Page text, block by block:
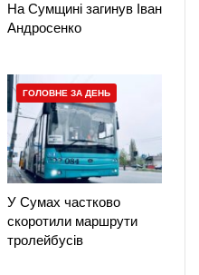
На Сумщині загинув Іван
Андросенко
ГОЛОВНЕ ЗА ДЕНЬ
У Сумах частково
скоротили маршрути
тролейбусів